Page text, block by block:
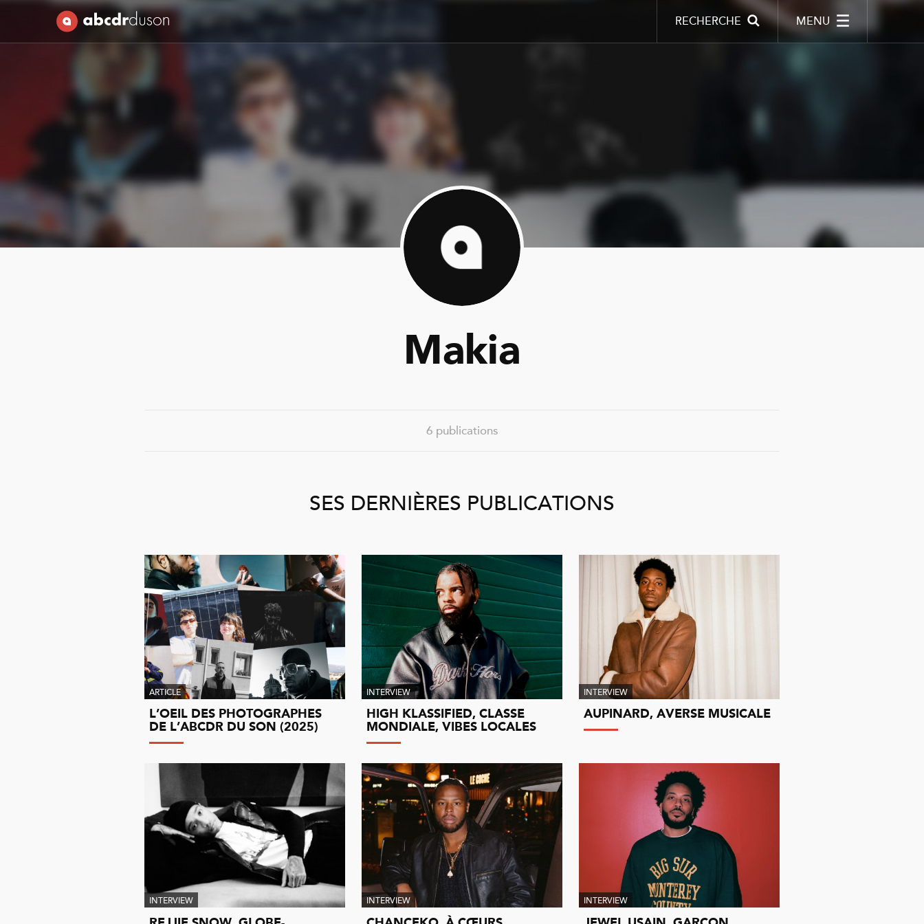
MENU
RECHERCHE
Abcdr du Son
Makia
6 publications
SES DERNIÈRES PUBLICATIONS
ARTICLE
L’OEIL DES PHOTOGRAPHES
DE L’ABCDR DU SON (2025)
INTERVIEW
HIGH KLASSIFIED, CLASSE
MONDIALE, VIBES LOCALES
INTERVIEW
AUPINARD, AVERSE MUSICALE
INTERVIEW INTERVIEW INTERVIEW